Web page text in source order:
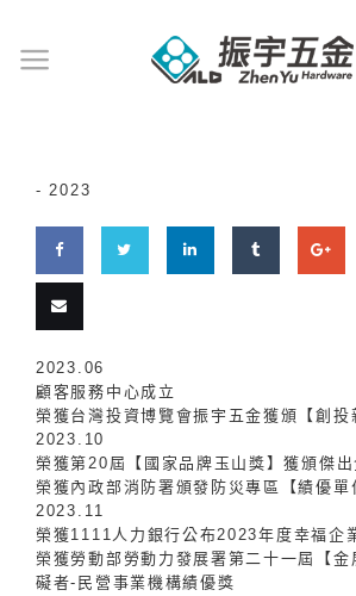
content
-2023
Share
FacebookTwitter LinkedIn
this
2023.06
顧客服務中心成立
榮獲台灣投資博覽會振宇五金獲頒【創投
2023.10
榮獲第20屆【國家品牌玉山獎】獲頒傑出
榮獲內政部消防署頒發防災專區【績優單
2023.11
榮獲1111人力銀行公布2023年度幸福企
榮獲勞動部勞動力發展署第二十一屆【金
礙者-民營事業機構績優獎